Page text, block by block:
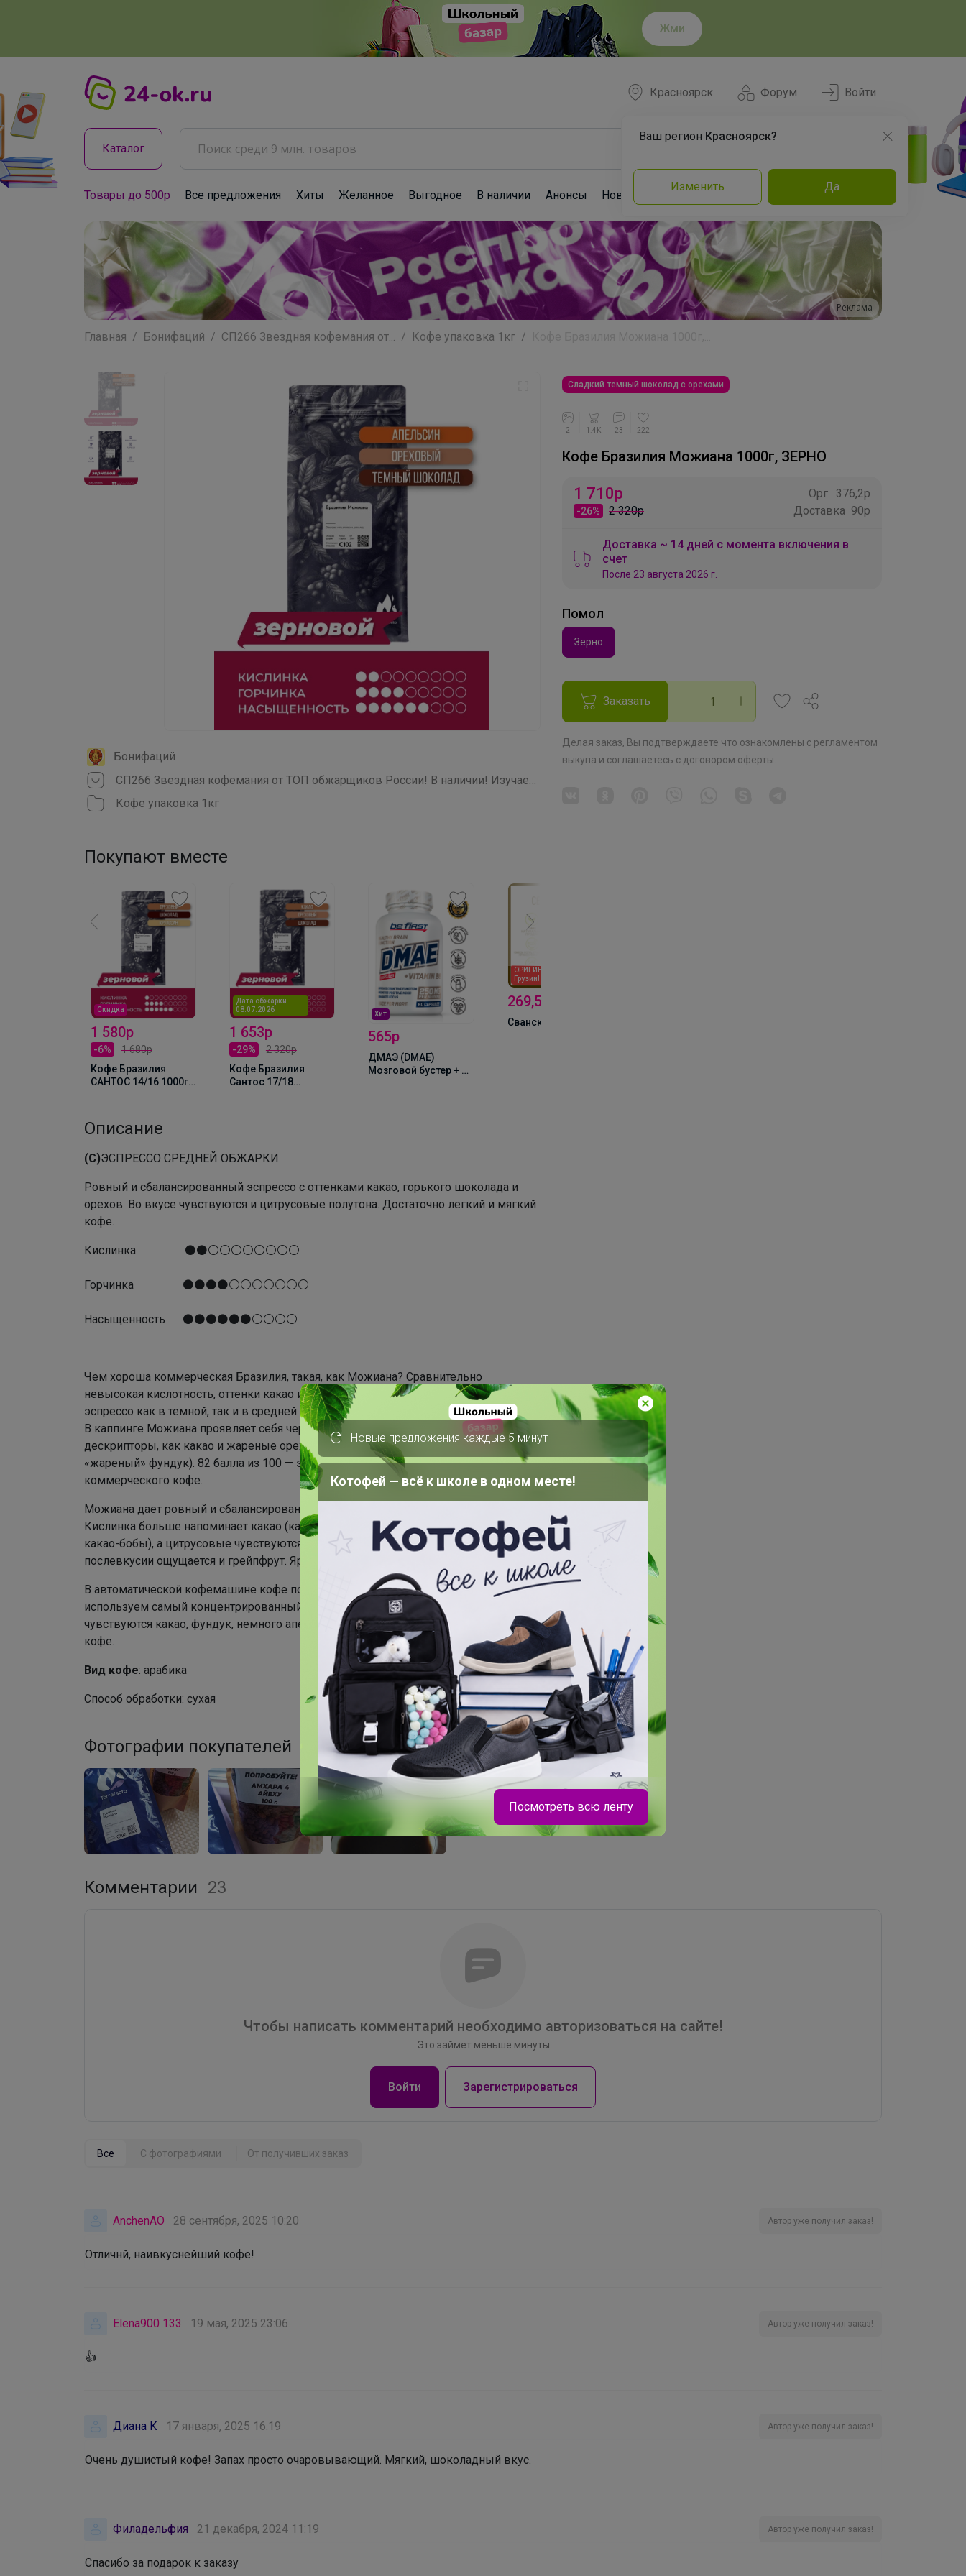
Жми
Форум
Красноярск
Ваш регион Красноярск?
Изменить Да
Войти
Каталог
Товары до 500р Все предложения Хиты Желанное Выгодное В наличии Анонсы Новости Команда Эксперты
Реклама
Главная Бонифаций СП266 Звездная кофемания от... Кофе упаковка 1кг
Бонифаций
СП266 Звездная кофемания от ТОП обжарщиков России! В наличии! Изучаем и Пробуем всю кофейную географию! 20 призов на пробу среди участников закупки!
Кофе упаковка 1кг
Покупают вместе
Скидка
1 580р
-6%
1 680р
Кофе Бразилия
САНТОС 14/16 1000г,
Дата обжарки
08.07.2026
1 653р
-29%
2 320р
Кофе Бразилия
Сантос 17/18
Хит
565р
ДМАЭ (DMAE)
Мозговой бустер + B6
ОРИГИНАЛ из
Грузии!
269,5р
Сванская соль 70гр
Описание
(С)ЭСПРЕССО СРЕДНЕЙ ОБЖАРКИ
Ровный и сбалансированный эспрессо с оттенками какао, горького шоколада и
орехов. Во вкусе чувствуются и цитрусовые полутона. Достаточно легкий и мягкий
кофе.
Кислинка ⚫⚫⚪⚪⚪⚪⚪⚪⚪⚪
Горчинка ⚫⚫⚫⚫⚪⚪⚪⚪⚪⚪⚪
Насыщенность ⚫⚫⚫⚫⚫⚫⚪⚪⚪⚪
Чем хороша коммерческая Бразилия, такая, как Можиана? Сравнительно
невысокая кислотность, оттенки какао и орехов, хорошая совместимость с
эспрессо как в темной, так и в средней обжарке. И относительно небольшая цена.
В каппинге Можиана проявляет себя через апельсиновую кислинку и такие
дескрипторы, как какао и жареные орехи (более сладкий миндаль и более
«жареный» фундук). 82 балла из 100 — это весьма неплохой результат для
коммерческого кофе.
Можиана дает ровный и сбалансированный эспрессо с оттенками какао и орехов.
Кислинка больше напоминает какао (как, например, если съесть обжаренные
какао-бобы), а цитрусовые чувствуются во вкусе — по большей части помело. На
послевкусии ощущается и грейпфрут. Яркой цитрусовой кислотности нет.
В автоматической кофемашине кофе получается более разбавленным (мы
используем самый концентрированный режим «ристретто» для оценки), в нем
чувствуются какао, фундук, немного апельсина. Получается очень легкий и мягкий
кофе.
Вид кофе: арабика
Способ обработки: сухая
Сладкий темный шоколад с орехами
2 1.4K 23 222
Кофе Бразилия Можиана 1000г, ЗЕРНО
1 710р
-26% 2 320р
Орг. 376,2р
Доставка 90р
Доставка ~ 14 дней с момента включения в
счет
После 23 августа 2026 г.
Помол
Зерно
Заказать
Делая заказ, Вы подтверждаете что ознакомлены с регламентом
выкупа и соглашаетесь с договором оферты
Фотографии покупателей
Комментарии 23
Чтобы написать комментарий необходимо авторизоваться на сайте!
Это займет меньше минуты
Войти Зарегистрироваться
Все С фотографиями От получивших заказ
AnchenAO 28 сентября, 2025 10:20 Автор уже получил заказ!
Отличнй, наивкуснейший кофе!
Elena900 133 19 мая, 2025 23:06 Автор уже получил заказ!
👍
Диана К 17 января, 2025 16:19 Автор уже получил заказ!
Очень душистый кофе! Запах просто очаровывающий. Мягкий, шоколадный вкус.
Филадельфия 21 декабря, 2024 11:19 Автор уже получил заказ!
Спасибо за подарок к заказу
Новые предложения каждые 5 минут
Котофей — всё к школе в одном месте!
Леныра
Посмотреть всю ленту